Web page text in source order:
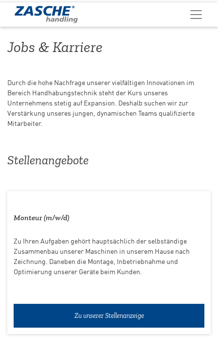
Jobs & Karriere
Durch die hohe Nachfrage unserer vielfältigen Innovationen im
Bereich Handhabungstechnik steht der Kurs unseres
Unternehmens stetig auf Expansion. Deshalb suchen wir zur
Verstärkung unseres jungen, dynamischen Teams qualifizierte
Mitarbeiter.
Stellenangebote
Monteur (m/w/d)
Zu Ihren Aufgaben gehört hauptsächlich der selbständige
Zusammenbau unserer Maschinen in unserem Hause nach
Zeichnung. Daneben die Montage, Inbetriebnahme und
Optimierung unserer Geräte beim Kunden.
Zu unserer Stellenanzeige